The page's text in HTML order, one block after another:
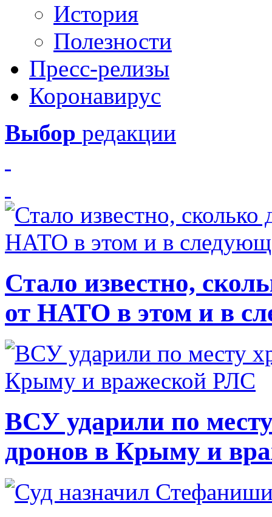
История
Полезности
Пресс-релизы
Коронавирус
Выбор редакции
Стало известно,
от НАТО в этом и в
ВСУ ударили по
дронов в Крыму и